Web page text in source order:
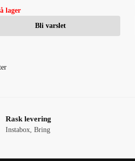
lager
Bli varslet
Rask levering
Instabox, Bring